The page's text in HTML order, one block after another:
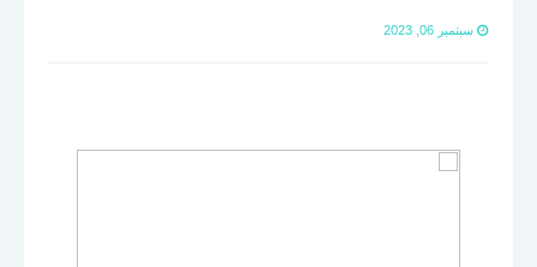
سبتمبر 06, 2023